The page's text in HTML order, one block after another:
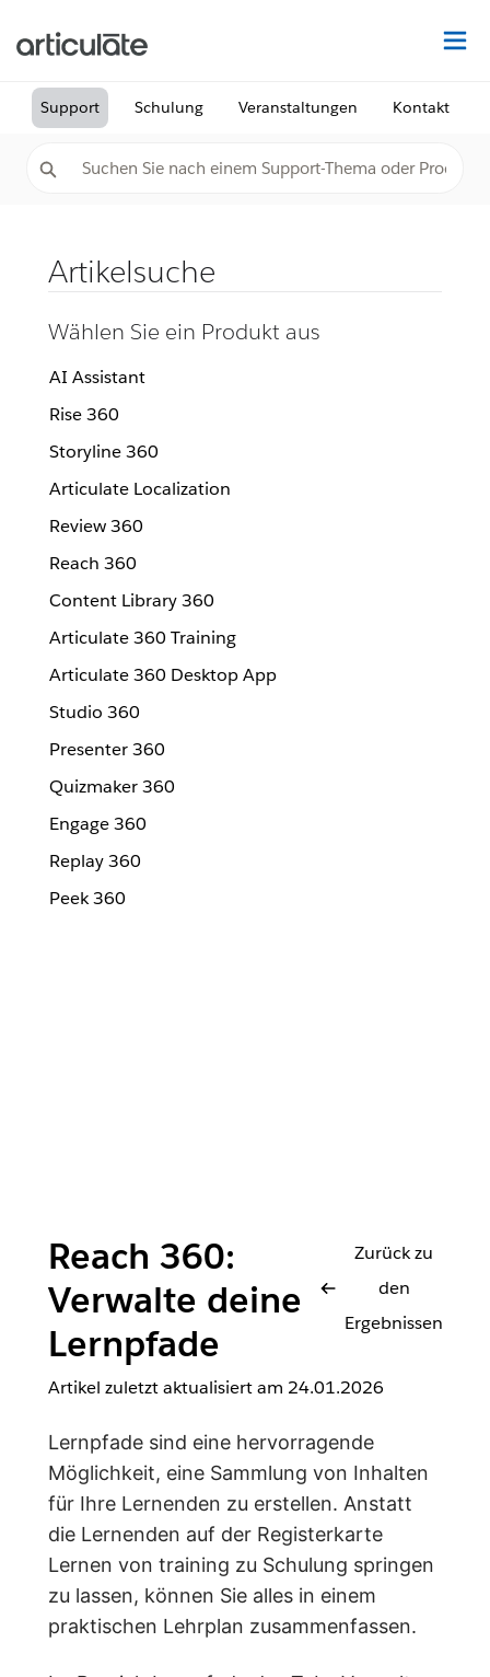
Support Schulung Veranstaltungen Kontakt
Artikelsuche
Wählen Sie ein Produkt aus
AI Assistant
Rise 360
Storyline 360
Articulate Localization
Review 360
Reach 360
Content Library 360
Articulate 360 Training
Articulate 360 Desktop App
Studio 360
Presenter 360
Quizmaker 360
Engage 360
Replay 360
Peek 360
Reach 360:
Verwalte deine
Lernpfade
Zurück zu
den
Ergebnissen
Artikel zuletzt aktualisiert am 24.01.2026
Lernpfade sind eine hervorragende
Möglichkeit, eine Sammlung von Inhalten
für Ihre Lernenden zu erstellen. Anstatt
die Lernenden auf der Registerkarte
Lernen von training zu Schulung springen
zu lassen, können Sie alles in einem
praktischen Lehrplan zusammenfassen.